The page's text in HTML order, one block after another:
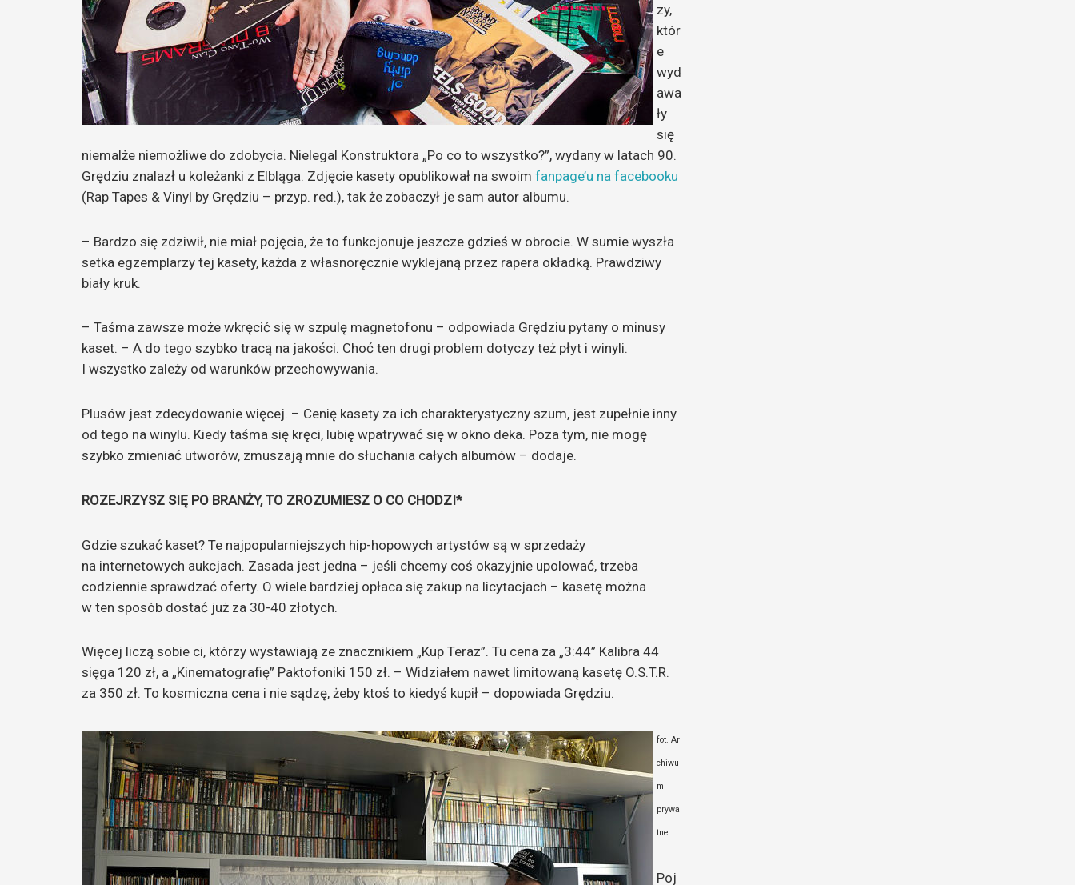
zy,
któr
e
wyd
awa
ły
się
niemalże niemożliwe do zdobycia. Nielegal Konstruktora „Po co to wszystko?”, wydany w latach 90.
Grędziu znalazł u koleżanki z Elbląga. Zdjęcie kasety opublikował na swoim fanpage’u na facebooku
(Rap Tapes & Vinyl by Grędziu – przyp. red.), tak że zobaczył je sam autor albumu.
– Bardzo się zdziwił, nie miał pojęcia, że to funkcjonuje jeszcze gdzieś w obrocie. W sumie wyszła
setka egzemplarzy tej kasety, każda z własnoręcznie wyklejaną przez rapera okładką. Prawdziwy
biały kruk.
– Taśma zawsze może wkręcić się w szpulę magnetofonu – odpowiada Grędziu pytany o minusy
kaset. – A do tego szybko tracą na jakości. Choć ten drugi problem dotyczy też płyt i winyli.
I wszystko zależy od warunków przechowywania.
Plusów jest zdecydowanie więcej. – Cenię kasety za ich charakterystyczny szum, jest zupełnie inny
od tego na winylu. Kiedy taśma się kręci, lubię wpatrywać się w okno deka. Poza tym, nie mogę
szybko zmieniać utworów, zmuszają mnie do słuchania całych albumów – dodaje.
ROZEJRZYSZ SIĘ PO BRANŻY, TO ZROZUMIESZ O CO CHODZI*
Gdzie szukać kaset? Te najpopularniejszych hip-hopowych artystów są w sprzedaży
na internetowych aukcjach. Zasada jest jedna – jeśli chcemy coś okazyjnie upolować, trzeba
codziennie sprawdzać oferty. O wiele bardziej opłaca się zakup na licytacjach – kasetę można
w ten sposób dostać już za 30-40 złotych.
Więcej liczą sobie ci, którzy wystawiają ze znacznikiem „Kup Teraz”. Tu cena za „3:44” Kalibra 44
sięga 120 zł, a „Kinematografię” Paktofoniki 150 zł. – Widziałem nawet limitowaną kasetę O.S.T.R.
za 350 zł. To kosmiczna cena i nie sądzę, żeby ktoś to kiedyś kupił – dopowiada Grędziu.
fot. Ar
chiwu
m
prywa
tne
Poj